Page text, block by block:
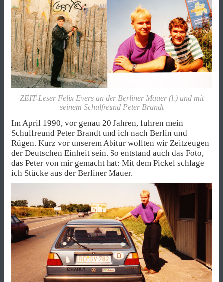
ZEIT-Leser Felix Evers an der Berliner Mauer (l.) und mit
seinem Schulfreund Peter Brandt
Im April 1990, vor genau 20 Jahren, fuhren mein
Schulfreund Peter Brandt und ich nach Berlin und
Rügen. Kurz vor unserem Abitur wollten wir Zeitzeugen
der Deutschen Einheit sein. So entstand auch das Foto,
das Peter von mir gemacht hat: Mit dem Pickel schlage
ich Stücke aus der Berliner Mauer.